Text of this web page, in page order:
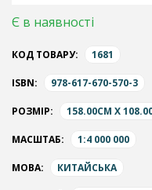
Є в наявності
КОД ТОВАРУ: 1681
ISBN: 978-617-670-570-3
РОЗМІР: 158.00CM X
МАСШТАБ: 1:4 000 000
МОВА: КИТАЙСЬКА